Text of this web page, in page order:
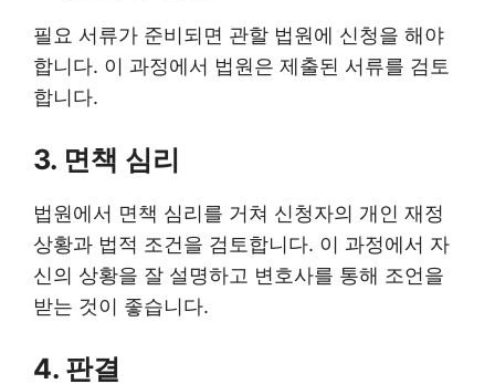
필요 서류가 준비되면 관할 법원에 신청을 해야
합니다. 이 과정에서 법원은 제출된 서류를 검토
합니다.
3. 면책 심리
법원에서 면책 심리를 거쳐 신청자의 개인 재정
상황과 법적 조건을 검토합니다. 이 과정에서 자
신의 상황을 잘 설명하고 변호사를 통해 조언을
받는 것이 좋습니다.
4. 판결